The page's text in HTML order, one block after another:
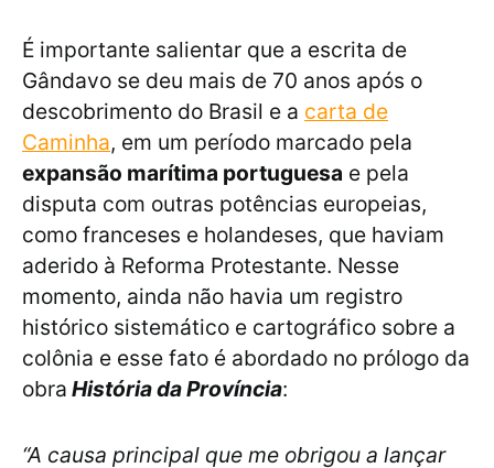
É importante salientar que a escrita de
Gândavo se deu mais de 70 anos após o
descobrimento do Brasil e a carta de
Caminha, em um período marcado pela
expansão marítima portuguesa e pela
disputa com outras potências europeias,
como franceses e holandeses, que haviam
aderido à Reforma Protestante. Nesse
momento, ainda não havia um registro
histórico sistemático e cartográfico sobre a
colônia e esse fato é abordado no prólogo da
obra História da Província:
“A causa principal que me obrigou a lançar